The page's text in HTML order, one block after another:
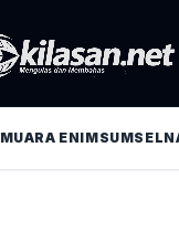
MUARA ENIMSUMSEL